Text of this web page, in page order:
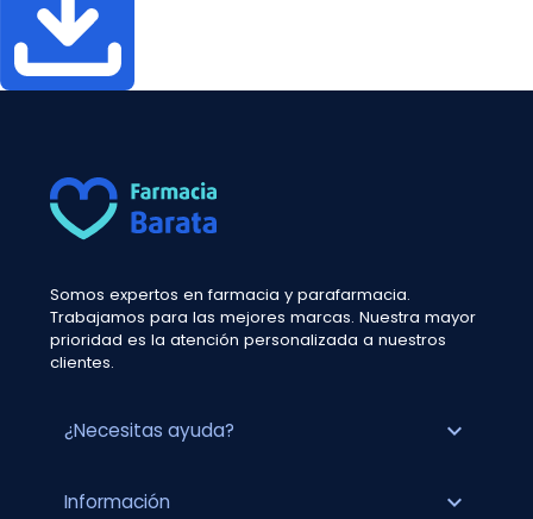
Somos expertos en farmacia y parafarmacia.
Trabajamos para las mejores marcas. Nuestra mayor
prioridad es la atención personalizada a nuestros
clientes.
¿Necesitas ayuda? expand_more
Información expand_more